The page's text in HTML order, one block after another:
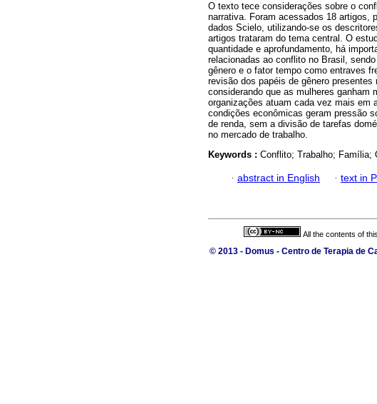
O texto tece considerações sobre o
narrativa. Foram acessados 18 artigos,
dados Scielo, utilizando-se os
artigos trataram do tema central. O
quantidade e aprofundamento, há
relacionadas ao conflito no Brasil,
gênero e o fator tempo como entraves
revisão dos papéis de gênero
considerando que as mulheres ganham
organizações atuam cada vez mais em
condições econômicas geram pressão
de renda, sem a divisão de tarefas
no mercado de trabalho.
Keywords : Conflito; Trabalho; Família;
· abstract in English · text in
All the contents of
© 2013 - Domus - Centro de Terapia de